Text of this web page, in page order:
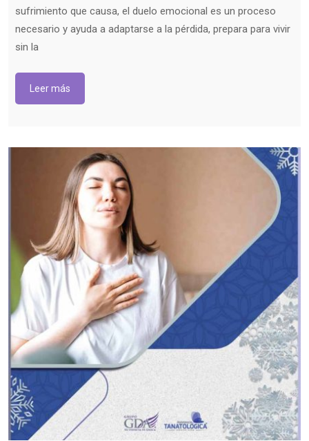
sufrimiento que causa, el duelo emocional es un proceso
necesario y ayuda a adaptarse a la pérdida, prepara para vivir
sin la
Leer más